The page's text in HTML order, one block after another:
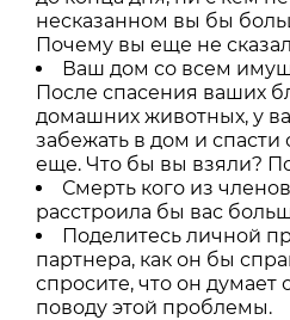
несказанном вы бы
Почему вы еще не
Ваш дом со всем
После спасения ваших
домашних животных, у
забежать в дом и спасти
еще. Что бы вы взяли?
Смерть кого из
расстроила бы вас
Поделитесь личной
партнера, как он бы
спросите, что он думает
поводу этой проблемы.